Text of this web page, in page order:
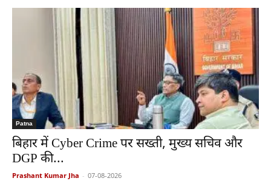
Patna
बिहार में Cyber Crime पर सख्ती, मुख्य सचिव और
DGP की...
Prashant Kumar Jha - 07-08-2026